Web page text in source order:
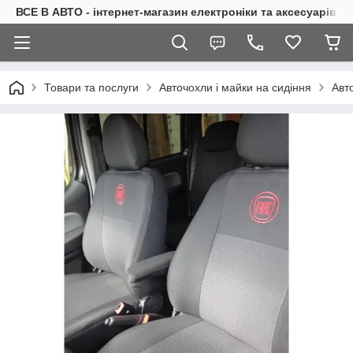
ВСЕ В АВТО - інтернет-магазин електроніки та аксесуарів в
Товари та послуги Авточохли і майки на сидіння